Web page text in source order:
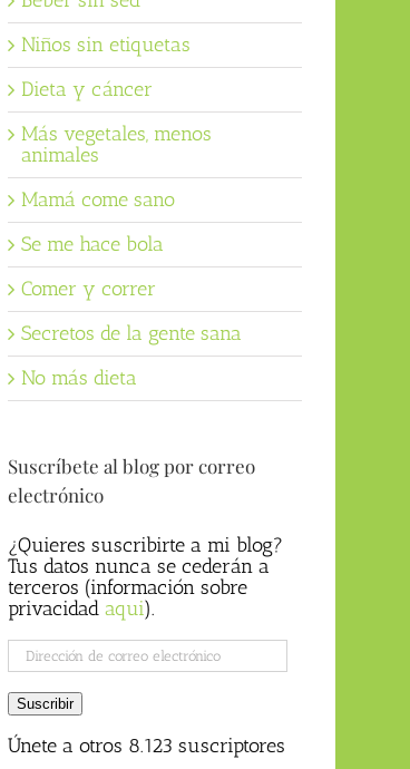
Niños sin etiquetas
Dieta y cáncer
Más vegetales, menos
animales
Mamá come sano
Se me hace bola
Comer y correr
Secretos de la gente sana
No más dieta
Suscríbete al blog por correo
electrónico
¿Quieres suscribirte a mi blog?
Tus datos nunca se cederán a
terceros (información sobre
privacidad aqui).
Dirección
de
correo
electrónico
Suscribir
Únete a otros 8.123 suscriptores